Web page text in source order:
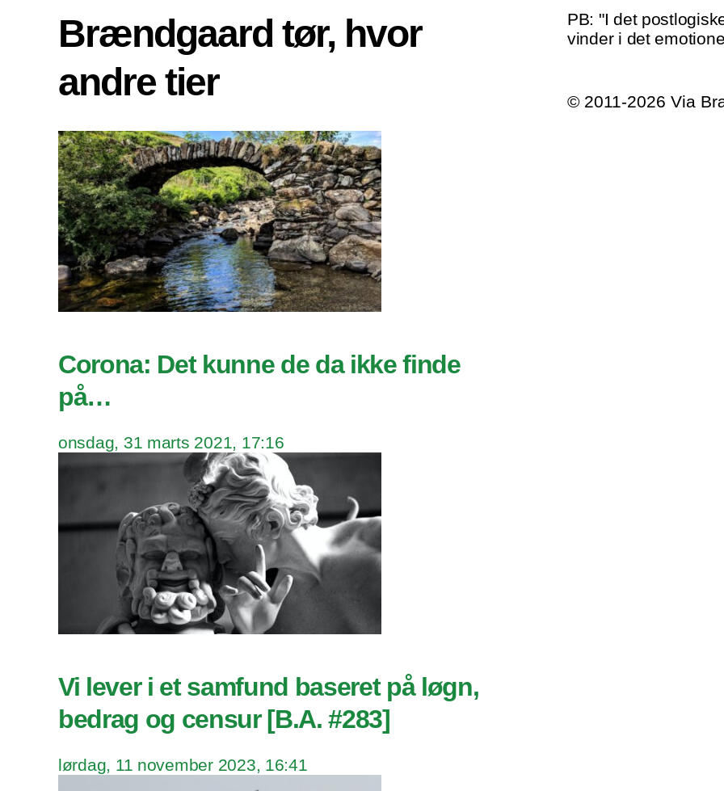
Brændgaard tør, hvor
andre tier
Corona: Det kunne de da ikke finde
på…
onsdag, 31 marts 2021, 17:16
Vi lever i et samfund baseret på løgn,
bedrag og censur [B.A. #283]
lørdag, 11 november 2023, 16:41
PB: "I det
vinder i det
© 2011-2026 Via